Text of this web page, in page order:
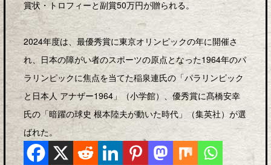
賞状・トロフィーと副賞50万円が贈られる。
2024年度は、最優秀賞に東京オリンピックの年に開催さ
れ、日本の障がい者のスポーツの原点となった1964年のパ
ラリンピックに焦点を当てた稲泉連氏の「パラリンピック
と日本人 アナザー1964」（小学館）、優秀賞に髙橋安幸
氏の「暗躍の球史 根本陸夫が動いた時代」（集英社）が選
ばれた。